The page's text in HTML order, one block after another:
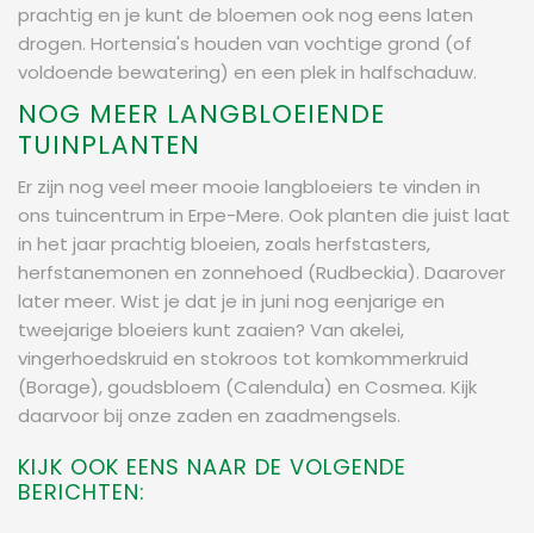
prachtig en je kunt de bloemen ook nog eens laten
drogen. Hortensia's houden van vochtige grond (of
voldoende bewatering) en een plek in halfschaduw.
NOG MEER LANGBLOEIENDE
TUINPLANTEN
Er zijn nog veel meer mooie langbloeiers te vinden in
ons tuincentrum in Erpe-Mere. Ook planten die juist laat
in het jaar prachtig bloeien, zoals herfstasters,
herfstanemonen en zonnehoed (Rudbeckia). Daarover
later meer. Wist je dat je in juni nog eenjarige en
tweejarige bloeiers kunt zaaien? Van akelei,
vingerhoedskruid en stokroos tot komkommerkruid
(Borage), goudsbloem (Calendula) en Cosmea. Kijk
daarvoor bij onze zaden en zaadmengsels.
KIJK OOK EENS NAAR DE VOLGENDE
BERICHTEN: